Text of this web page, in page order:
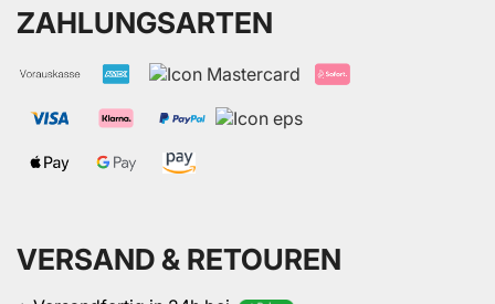
ZAHLUNGSARTEN
VERSAND & RETOUREN